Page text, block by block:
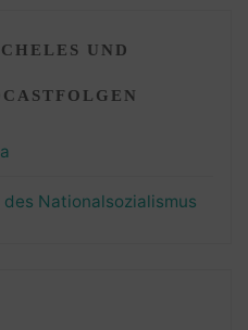
UND
Nationalsozialismus